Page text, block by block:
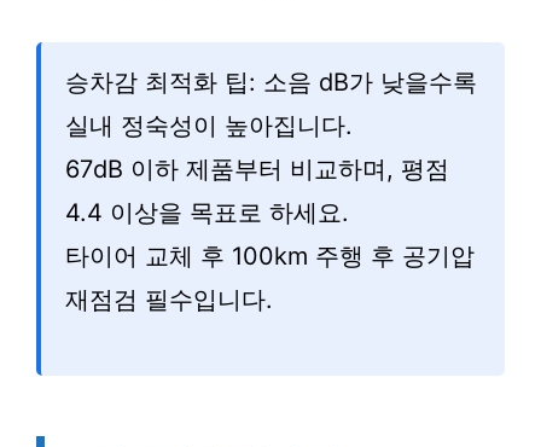
승차감 최적화 팁: 소음 dB가 낮을수록
실내 정숙성이 높아집니다.
67dB 이하 제품부터 비교하며, 평점
4.4 이상을 목표로 하세요.
타이어 교체 후 100km 주행 후 공기압
재점검 필수입니다.